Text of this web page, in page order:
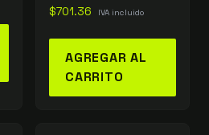
$701.36 IVA incluido
AGREGAR AL
CARRITO